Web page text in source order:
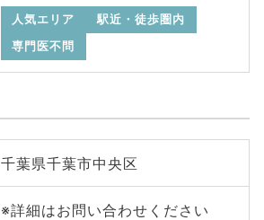
人気エリア
駅近・徒歩圏内
専門医不問
千葉県千葉市中央区
※詳細はお問い合わせください